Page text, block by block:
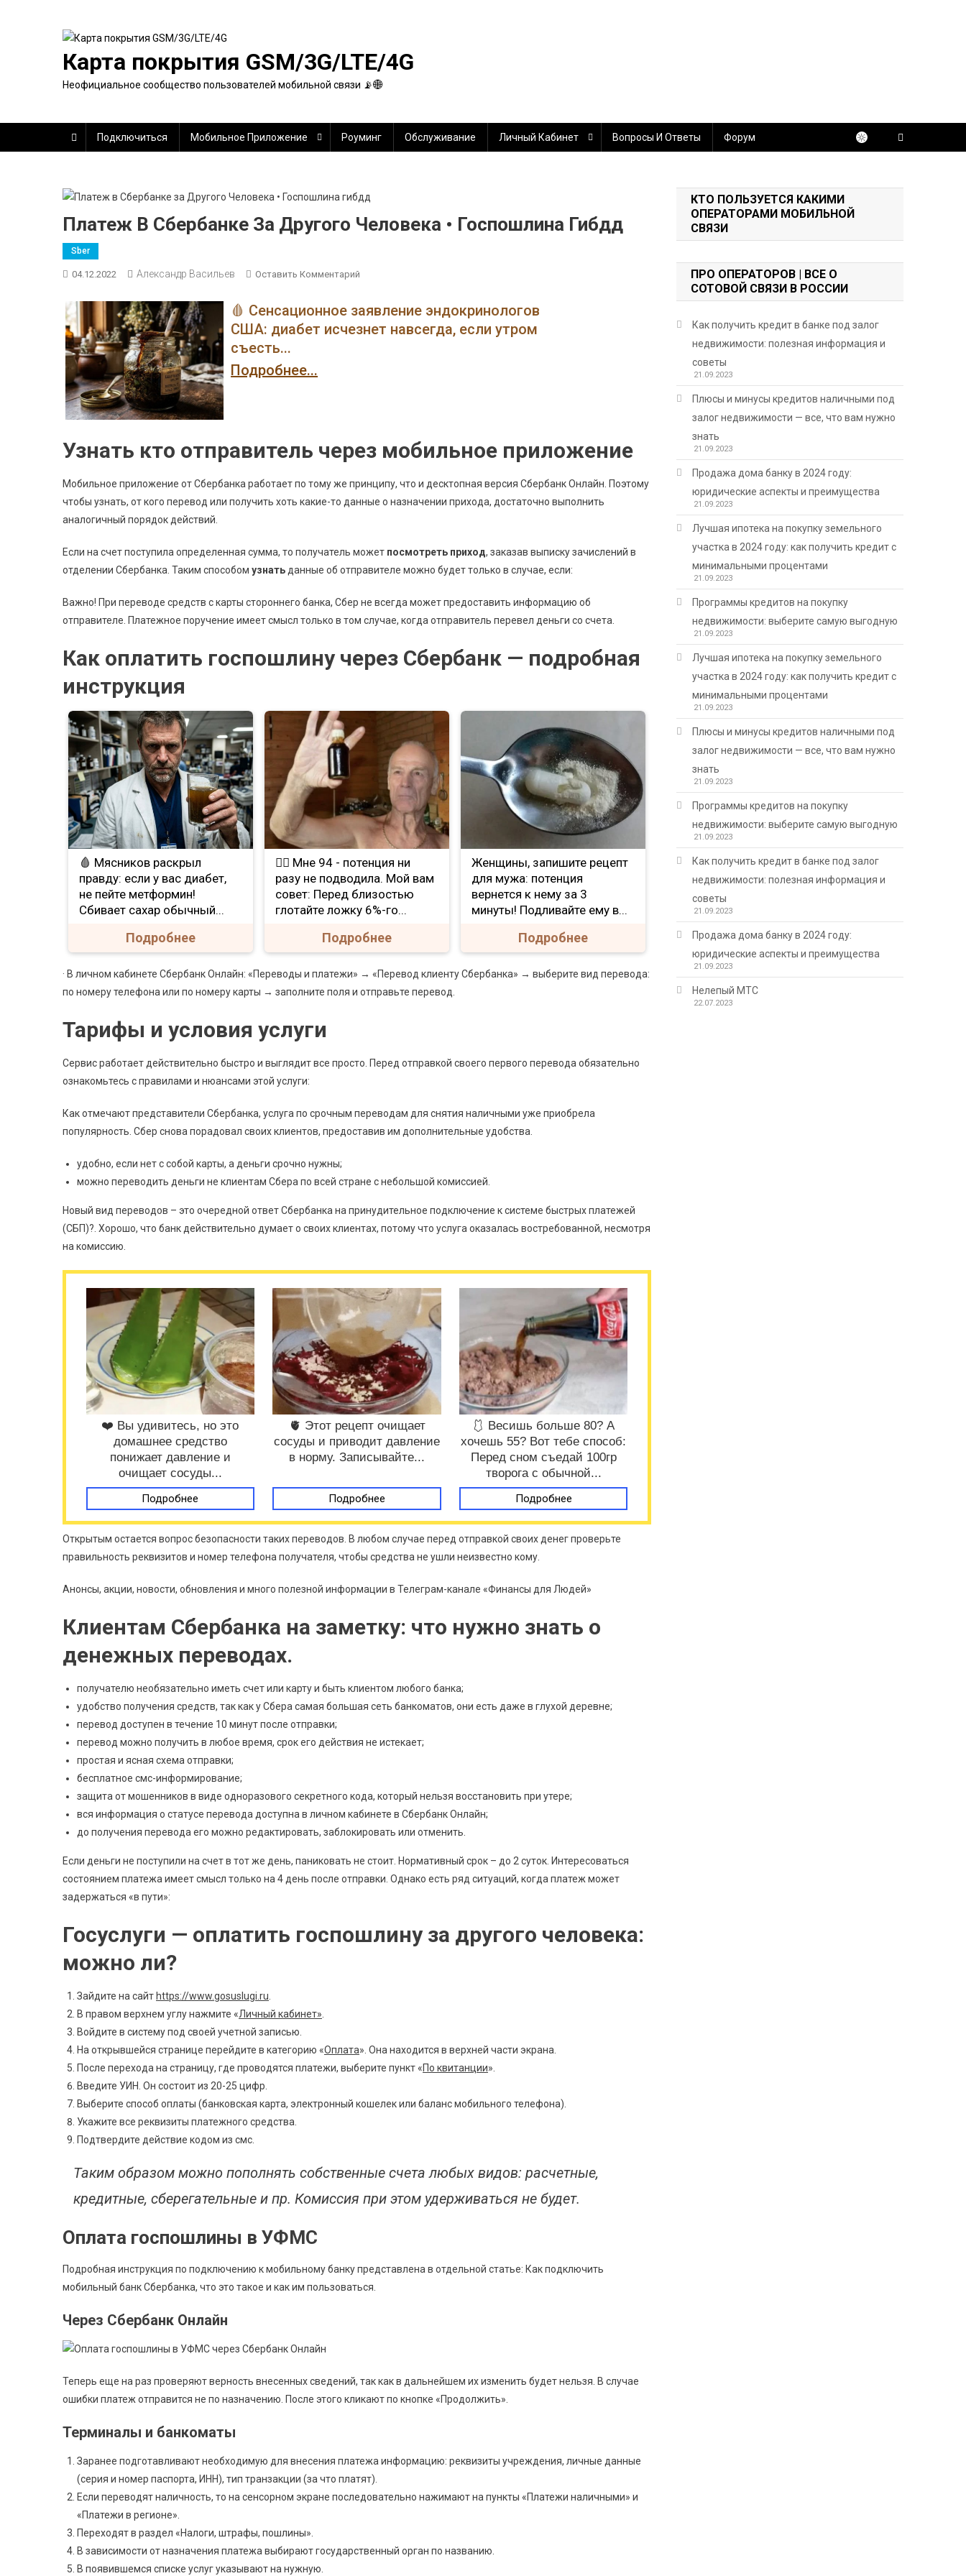
содержимому
Карта покрытия GSM/3G/LTE/4G
Неофициальное сообщество пользователей мобильной связи 📡🌐
Подключиться Мобильное Приложение Роуминг Обслуживание Личный Кабинет Вопросы И Ответы Форум
Платеж В Сбербанке За Другого Человека • Госпошлина Гибдд
Sber
04.12.2022 Александр Васильев Оставить Комментарий
В
🩸 Сенсационное заявление эндокринологов
США: диабет исчезнет навсегда, если утром
съесть...
Подробнее...
Узнать кто отправитель через мобильное приложение
Мобильное приложение от Сбербанка работает по тому же принципу, что и десктопная версия Сбербанк Онлайн. Поэтому
чтобы узнать, от кого перевод или получить хоть какие-то данные о назначении прихода, достаточно выполнить
аналогичный порядок действий.
Если на счет поступила определенная сумма, то получатель может посмотреть приход, заказав выписку зачислений в
отделении Сбербанка. Таким способом узнать данные об отправителе можно будет только в случае, если:
Важно! При переводе средств с карты стороннего банка, Сбер не всегда может предоставить информацию об
отправителе. Платежное поручение имеет смысл только в том случае, когда отправитель перевел деньги со счета.
Как оплатить госпошлину через Сбербанк — подробная
инструкция
🩸 Мясников раскрыл
правду: если у вас диабет,
не пейте метформин!
Сбивает сахар обычный...
Подробнее
❤️‍🔥 Мне 94 - потенция ни
разу не подводила. Мой вам
совет: Перед близостью
глотайте ложку 6%-го...
Подробнее
Женщины, запишите рецепт
для мужа: потенция
вернется к нему за 3
минуты! Подливайте ему в...
Подробнее
· В личном кабинете Сбербанк Онлайн: «Переводы и платежи» → «Перевод клиенту Сбербанка» → выберите вид перевода:
по номеру телефона или по номеру карты → заполните поля и отправьте перевод.
Тарифы и условия услуги
Сервис работает действительно быстро и выглядит все просто. Перед отправкой своего первого перевода обязательно
ознакомьтесь с правилами и нюансами этой услуги:
Как отмечают представители Сбербанка, услуга по срочным переводам для снятия наличными уже приобрела
популярность. Сбер снова порадовал своих клиентов, предоставив им дополнительные удобства.
удобно, если нет с собой карты, а деньги срочно нужны;
можно переводить деньги не клиентам Сбера по всей стране с небольшой комиссией.
Новый вид переводов – это очередной ответ Сбербанка на принудительное подключение к системе быстрых платежей
(СБП)?. Хорошо, что банк действительно думает о своих клиентах, потому что услуга оказалась востребованной, несмотря
на комиссию.
❤️ Вы удивитесь, но это
домашнее средство
понижает давление и
очищает сосуды...
Подробнее
🫀 Этот рецепт очищает
сосуды и приводит давление
в норму. Записывайте...
Подробнее
🩱 Весишь больше 80? А
хочешь 55? Вот тебе способ:
Перед сном съедай 100гр
творога с обычной...
Подробнее
Открытым остается вопрос безопасности таких переводов. В любом случае перед отправкой своих денег проверьте
правильность реквизитов и номер телефона получателя, чтобы средства не ушли неизвестно кому.
Анонсы, акции, новости, обновления и много полезной информации в Телеграм-канале «Финансы для Людей»
Клиентам Сбербанка на заметку: что нужно знать о
денежных переводах.
получателю необязательно иметь счет или карту и быть клиентом любого банка;
удобство получения средств, так как у Сбера самая большая сеть банкоматов, они есть даже в глухой деревне;
перевод доступен в течение 10 минут после отправки;
перевод можно получить в любое время, срок его действия не истекает;
простая и ясная схема отправки;
бесплатное смс-информирование;
защита от мошенников в виде одноразового секретного кода, который нельзя восстановить при утере;
вся информация о статусе перевода доступна в личном кабинете в Сбербанк Онлайн;
до получения перевода его можно редактировать, заблокировать или отменить.
Если деньги не поступили на счет в тот же день, паниковать не стоит. Нормативный срок – до 2 суток. Интересоваться
состоянием платежа имеет смысл только на 4 день после отправки. Однако есть ряд ситуаций, когда платеж может
задержаться «в пути»:
Госуслуги — оплатить госпошлину за другого человека:
можно ли?
Зайдите на сайт https://www.gosuslugi.ru
В правом верхнем углу нажмите «Личный кабинет»
Войдите в систему под своей учетной записью.
На открывшейся странице перейдите в категорию «Оплата». Она находится в верхней части экрана.
После перехода на страницу, где проводятся платежи, выберите пункт «По квитанции».
Введите УИН. Он состоит из 20-25 цифр.
Выберите способ оплаты (банковская карта, электронный кошелек или баланс мобильного телефона).
Укажите все реквизиты платежного средства.
Подтвердите действие кодом из смс.
Таким образом можно пополнять собственные счета любых видов: расчетные,
кредитные, сберегательные и пр. Комиссия при этом удерживаться не будет.
Оплата госпошлины в УФМС
Подробная инструкция по подключению к мобильному банку представлена в отдельной статье: Как подключить
мобильный банк Сбербанка, что это такое и как им пользоваться.
Через Сбербанк Онлайн
Теперь еще на раз проверяют верность внесенных сведений, так как в дальнейшем их изменить будет нельзя. В случае
ошибки платеж отправится не по назначению. После этого кликают по кнопке «Продолжить».
Терминалы и банкоматы
Заранее подготавливают необходимую для внесения платежа информацию: реквизиты учреждения, личные данные
(серия и номер паспорта, ИНН), тип транзакции (за что платят).
Если переводят наличность, то на сенсорном экране последовательно нажимают на пункты «Платежи наличными» и
«Платежи в регионе».
Переходят в раздел «Налоги, штрафы, пошлины».
В зависимости от назначения платежа выбирают государственный орган по названию.
В появившемся списке услуг указывают на нужную.
КТО ПОЛЬЗУЕТСЯ КАКИМИ
ОПЕРАТОРАМИ МОБИЛЬНОЙ
СВЯЗИ
ПРО ОПЕРАТОРОВ | ВСЕ О
СОТОВОЙ СВЯЗИ В РОССИИ
Как получить кредит в банке под залог
недвижимости: полезная информация и
советы
21.09.2023
Плюсы и минусы кредитов наличными под
залог недвижимости — все, что вам нужно
знать
21.09.2023
Продажа дома банку в 2024 году:
юридические аспекты и преимущества
21.09.2023
Лучшая ипотека на покупку земельного
участка в 2024 году: как получить кредит с
минимальными процентами
21.09.2023
Программы кредитов на покупку
недвижимости: выберите самую выгодную
21.09.2023
Лучшая ипотека на покупку земельного
участка в 2024 году: как получить кредит с
минимальными процентами
21.09.2023
Плюсы и минусы кредитов наличными под
залог недвижимости — все, что вам нужно
знать
21.09.2023
Программы кредитов на покупку
недвижимости: выберите самую выгодную
21.09.2023
Как получить кредит в банке под залог
недвижимости: полезная информация и
советы
21.09.2023
Продажа дома банку в 2024 году:
юридические аспекты и преимущества
21.09.2023
Нелепый МТС
22.07.2023